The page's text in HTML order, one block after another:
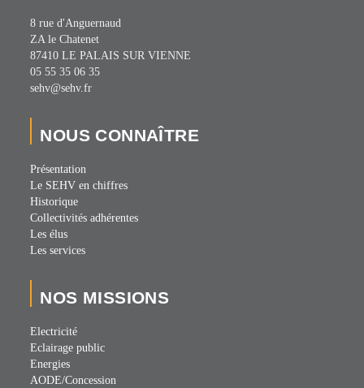
8 rue d'Anguernaud
ZA le Chatenet
87410 LE PALAIS SUR VIENNE
05 55 35 06 35
sehv@sehv.fr
NOUS CONNAÎTRE
Présentation
Le SEHV en chiffres
Historique
Collectivités adhérentes
Les élus
Les services
NOS MISSIONS
Electricité
Eclairage public
Energies
AODE/Concession